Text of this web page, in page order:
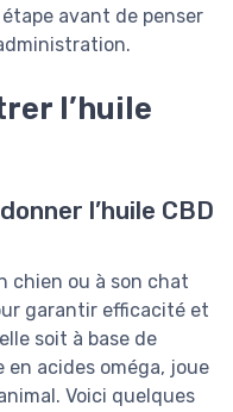
avant de penser
l’huile
l’huile CBD
chien ou à son chat
garantir efficacité et
soit à base de
en acides oméga, joue
Voici quelques